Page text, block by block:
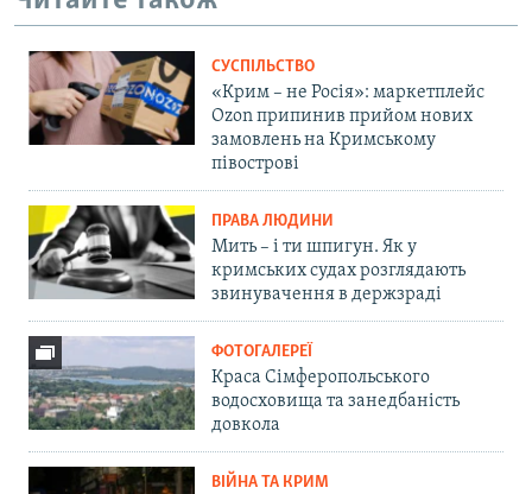
СУСПІЛЬСТВО
«Крим – не Росія»: маркетплейс
Ozon припинив прийом нових
замовлень на Кримському
півострові
ПРАВА ЛЮДИНИ
Мить – і ти шпигун. Як у
кримських судах розглядають
звинувачення в держзраді
ФОТОГАЛЕРЕЇ
Краса Сімферопольського
водосховища та занедбаність
довкола
ВІЙНА ТА КРИМ